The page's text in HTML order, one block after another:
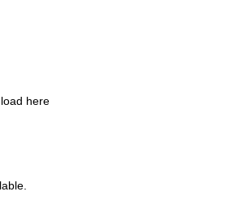
here